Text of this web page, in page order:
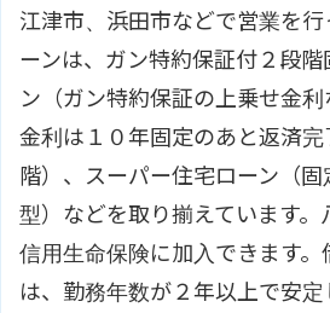
江津市、浜田市などで営業を行
ーンは、ガン特約保証付２段
ン（ガン特約保証の上乗せ金利
金利は１０年固定のあと返済
階）、スーパー住宅ローン（
型）などを取り揃えています
信用生命保険に加入できます
は、勤務年数が２年以上で安